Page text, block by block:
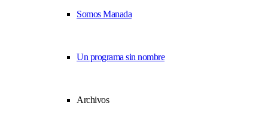
Somos Manada
Un programa sin nombre
Archivos